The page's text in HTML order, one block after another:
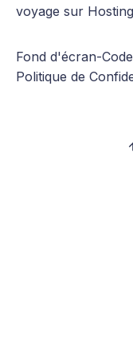
voyage sur
Fond d'écran-
Politique de